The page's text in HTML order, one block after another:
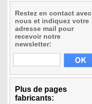
Restez en contact avec
nous et indiquez votre
adresse mail pour
recevoir notre
newsletter:
Plus de pages
fabricants: